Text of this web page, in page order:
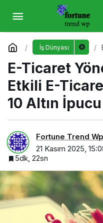
İş Dünyası
E-Ticaret
Etkili E-
10 Altın İpucu
Fortune Trend Wp
21 Kasım 2025,
5dk, 22sn
E-Ticaret
Yönetimi İçin 10 Altın
Yorum Yap